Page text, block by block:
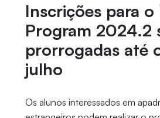
Inscrições para o
Program 2024.2
prorrogadas até
julho
Os alunos interessados em